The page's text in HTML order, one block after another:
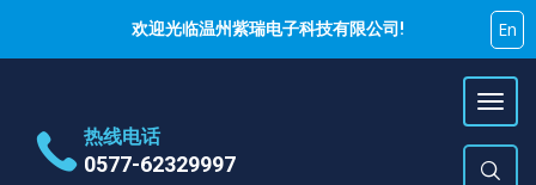
欢迎光临温州紫瑞电子科技有限公司! En
热线电话
0577-62329997